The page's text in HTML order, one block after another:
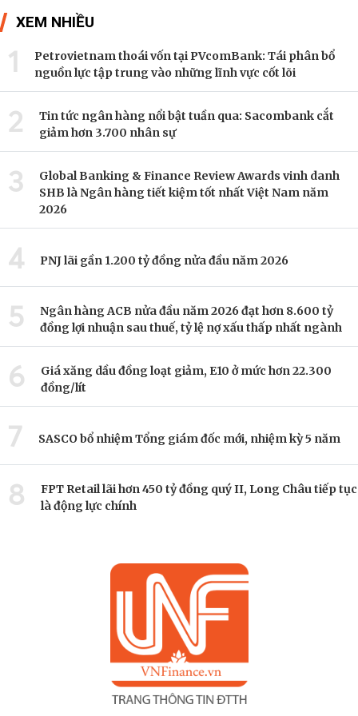
XEM NHIỀU
1
Petrovietnam thoái vốn tại PVcomBank: Tái phân bổ
nguồn lực tập trung vào những lĩnh vực cốt lõi
2
Tin tức ngân hàng nổi bật tuần qua: Sacombank cắt
giảm hơn 3.700 nhân sự
3
Global Banking & Finance Review Awards vinh danh
SHB là Ngân hàng tiết kiệm tốt nhất Việt Nam năm
2026
4 PNJ lãi gần 1.200 tỷ đồng nửa đầu năm 2026
5
Ngân hàng ACB nửa đầu năm 2026 đạt hơn 8.600 tỷ
đồng lợi nhuận sau thuế, tỷ lệ nợ xấu thấp nhất ngành
6
Giá xăng dầu đồng loạt giảm, E10 ở mức hơn 22.300
đồng/lít
7 SASCO bổ nhiệm Tổng giám đốc mới, nhiệm kỳ 5 năm
8
FPT Retail lãi hơn 450 tỷ đồng quý II, Long Châu tiếp tục
là động lực chính